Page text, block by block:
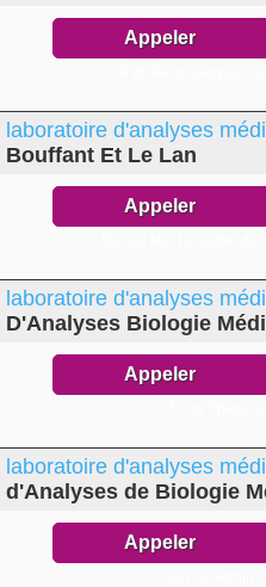
Appeler
laboratoire d'analyses
Bouffant Et Le Lan
Appeler
laboratoire d'analyses
D'Analyses Biologie
Appeler
laboratoire d'analyses
d'Analyses de Biologie
Appeler